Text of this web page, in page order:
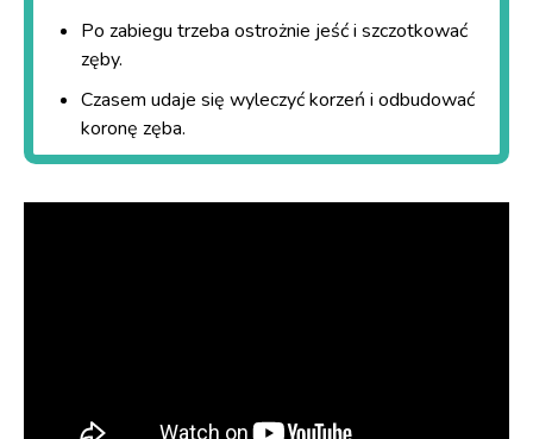
Po zabiegu trzeba ostrożnie jeść i szczotkować
zęby.
Czasem udaje się wyleczyć korzeń i odbudować
koronę zęba.